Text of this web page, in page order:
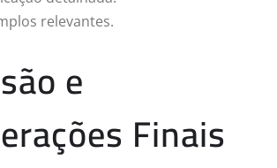
relevantes.
e
Finais